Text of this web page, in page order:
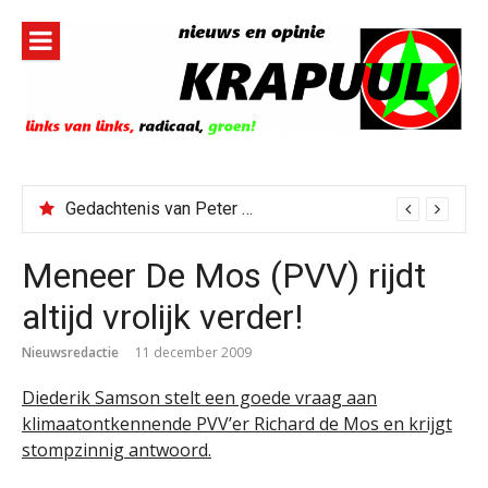
inhoud
Gedachtenis van Peter Faber
Meneer De Mos (PVV) rijdt
altijd vrolijk verder!
Nieuwsredactie 11 december 2009
Diederik Samson stelt een goede vraag aan
klimaatontkennende PVV’er Richard de Mos en krijgt
stompzinnig antwoord.